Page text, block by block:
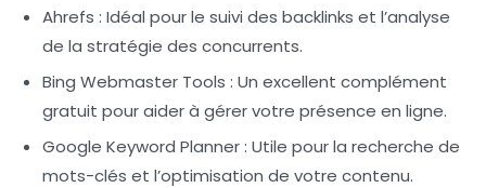
Ahrefs : Idéal pour le suivi des backlinks et l’analyse
de la stratégie des concurrents.
Bing Webmaster Tools : Un excellent complément
gratuit pour aider à gérer votre présence en ligne.
Google Keyword Planner: Utile pour la recherche de
mots-clés et l’optimisation de votre contenu.